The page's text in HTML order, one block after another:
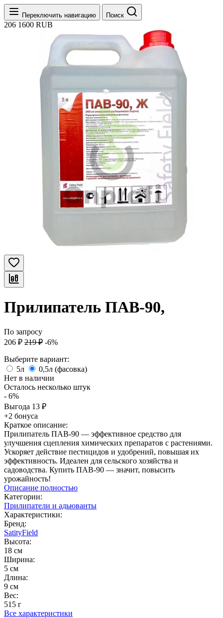
Переключить навигацию Поиск
206 1600 RUB
Прилипатель ПАВ-90,
По запросу
206 ₽ 219 ₽ -6%
Выберите вариант:
5л
0,5л (фасовка)
Нет в наличии
Осталось несколько штук
- 6%
Выгода 13 ₽
+2 бонуса
Краткое описание:
Прилипатель ПАВ-90 — эффективное средство для
улучшения сцепления химических препаратов с растениями.
Ускоряет действие пестицидов и удобрений, повышая их
эффективность. Идеален для сельского хозяйства и
садоводства. Купить ПАВ-90 — значит, повысить
урожайность!
Описание полностью
Категории:
Прилипатели и адьюванты
Характеристики:
Бренд:
SatityField
Высота:
18 см
Ширина:
5 см
Длина:
9 см
Вес:
515 г
Все характеристики